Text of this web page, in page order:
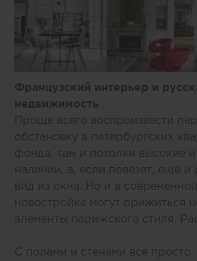
Французский интерьер и
недвижимость
Проще всего воспроизвести
обстановку в петербургских
фонда, там и потолки высокие
наличии, а, если повезет, ещё и
вид из окна. Но и в
новостройке могут прижиться
элементы парижского стиля.
С полами и стенами все